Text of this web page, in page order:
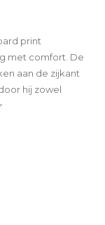
print
met comfort. De
aan de zijkant
hij zowel